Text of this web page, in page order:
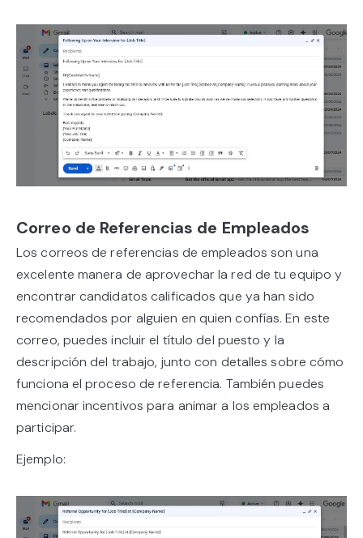
Correo de Referencias de Empleados
Los correos de referencias de empleados son una
excelente manera de aprovechar la red de tu equipo y
encontrar candidatos calificados que ya han sido
recomendados por alguien en quien confías. En este
correo, puedes incluir el título del puesto y la
descripción del trabajo, junto con detalles sobre cómo
funciona el proceso de referencia. También puedes
mencionar incentivos para animar a los empleados a
participar.
Ejemplo: